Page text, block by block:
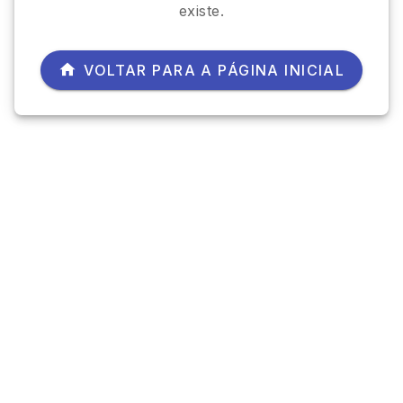
existe.
VOLTAR PARA A PÁGINA INICIAL